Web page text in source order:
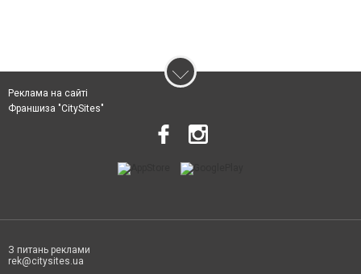
Реклама на сайті
Франшиза "CitySites"
З питань реклами
rek@citysites.ua